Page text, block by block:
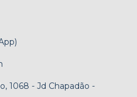
1068 - Jd Chapadão -